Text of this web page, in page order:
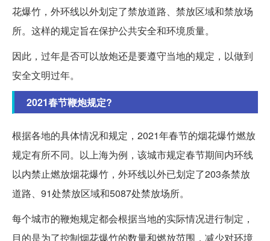
花爆竹，外环线以外划定了禁放道路、禁放区域和禁放场
所。这样的规定旨在保护公共安全和环境质量。
因此，过年是否可以放炮还是要遵守当地的规定，以做到
安全文明过年。
2021春节鞭炮规定?
根据各地的具体情况和规定，2021年春节的烟花爆竹燃放
规定有所不同。以上海为例，该城市规定春节期间内环线
以内禁止燃放烟花爆竹，外环线以外已划定了203条禁放
道路、91处禁放区域和5087处禁放场所。
每个城市的鞭炮规定都会根据当地的实际情况进行制定，
目的是为了控制烟花爆竹的数量和燃放范围，减少对环境